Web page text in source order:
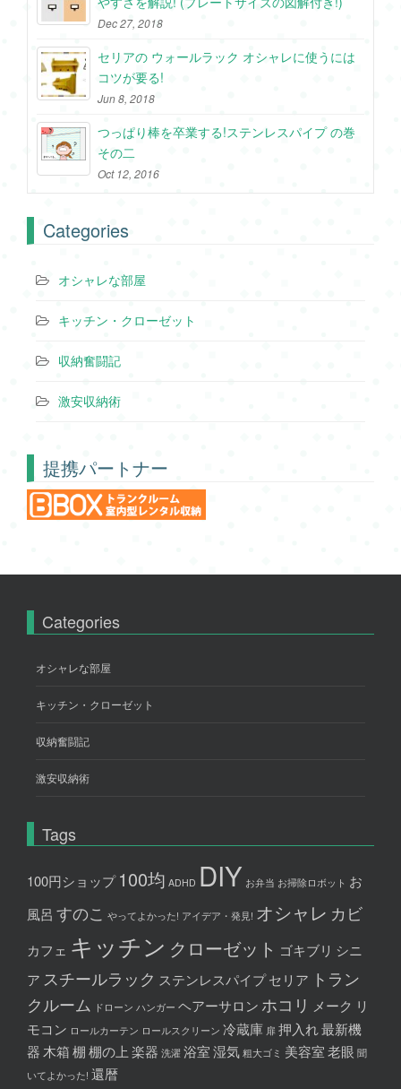
Dec 27, 2018
セリアの ウォールラック オシャレに使うには
コツが要る!
Jun 8, 2018
つっぱり棒を卒業する!ステンレスパイプ の巻
その二
Oct 12, 2016
Categories
オシャレな部屋
キッチン・クローゼット
収納奮闘記
激安収納術
提携パートナー
Categories
オシャレな部屋
キッチン・クローゼット
収納奮闘記
激安収納術
Tags
100円ショップ 100均 ADHD DIY お弁当 お掃除ロボット お
風呂 すのこ やってよかった! アイデア・発見! オシャレ カビ
カフェ キッチン クローゼット ゴキブリ シニ
ア スチールラック ステンレスパイプセリア トラン
クルーム ドローン ハンガー ヘアーサロン ホコリ メーク リ
モコン ロールカーテン ロールスクリーン 冷蔵庫 扉 押入れ最新機
器 木箱棚棚の上 楽器 洗濯 浴室湿気 粗大ゴミ 美容室老眼 聞
いてよかった! 還暦